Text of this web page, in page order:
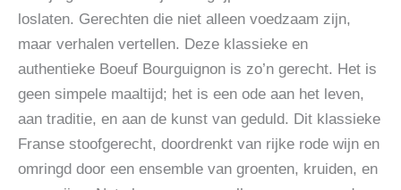
loslaten. Gerechten die niet alleen voedzaam zijn,
maar verhalen vertellen. Deze klassieke en
authentieke Boeuf Bourguignon is zo’n gerecht. Het is
geen simpele maaltijd; het is een ode aan het leven,
aan traditie, en aan de kunst van geduld. Dit klassieke
Franse stoofgerecht, doordrenkt van rijke rode wijn en
omringd door een ensemble van groenten, kruiden, en